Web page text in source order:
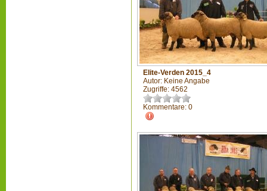
Elite-Verden 2015_4
Autor: Keine Angabe
Zugriffe: 4562
Kommentare: 0